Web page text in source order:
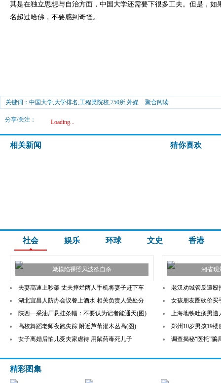
其是在独立思想与自治方面，中国大学还需要下很多工夫。但是，如
名超过哈佛，不要感到奇怪。
关键词：中国大学,大学排名,工程类院校,750所,外媒 聚合阅读
分享/关注： Loading...
相关新闻 猜你喜欢
社会 娱乐 环球 文史 香港
嫩模陷裸照风波欲自杀 湘省现
夫妻高速上吵架 丈夫摔烂两人手机将妻子赶下车
湖北宜昌人防办会议餐上酒水 相关负责人受处分
陕西一采油厂悬挂条幅：不要认为记者能通天(图)
高校舞蹈老师夜跑失踪 附近芦苇灌木丛高(图)
女子离婚后怕儿受夫家虐待 用鼠药毒死儿子
老汉劝城管反遭殴
女孩朋友圈砍价买
上海地铁吐痰男遭
郑州10岁男孩19
调查揭秘“医托”骗
精彩图集